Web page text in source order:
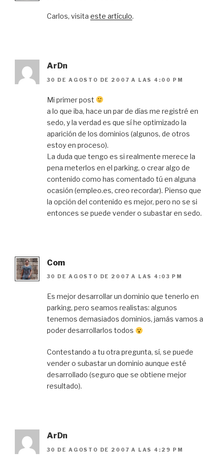
Carlos, visita este artículo.
ArDn
30 DE AGOSTO DE 2007 A LAS 4:00 PM
Mi primer post
a lo que iba, hace un par de días me registré en
sedo, y la verdad es que sí he optimizado la
aparición de los dominios (algunos, de otros
estoy en proceso).
La duda que tengo es si realmente merece la
pena meterlos en el parking, o crear algo de
contenido como has comentado tú en alguna
ocasión (empleo.es, creo recordar). Pienso que
la opción del contenido es mejor, pero no se si
entonces se puede vender o subastar en sedo.
Com
30 DE AGOSTO DE 2007 A LAS 4:03 PM
Es mejor desarrollar un dominio que tenerlo en
parking, pero seamos realistas: algunos
tenemos demasiados dominios, jamás vamos a
poder desarrollarlos todos
Contestando a tu otra pregunta, sí, se puede
vender o subastar un dominio aunque esté
desarrollado (seguro que se obtiene mejor
resultado).
ArDn
30 DE AGOSTO DE 2007 A LAS 4:29 PM